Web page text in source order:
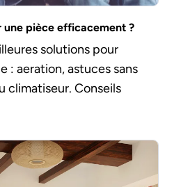
pièce efficacement ?
solutions pour
: aeration, astuces sans
climatiseur. Conseils